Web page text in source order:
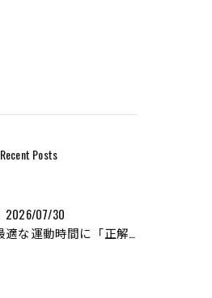
Recent Posts
2026/07/30
最適な運動時間に「正解」はありません。